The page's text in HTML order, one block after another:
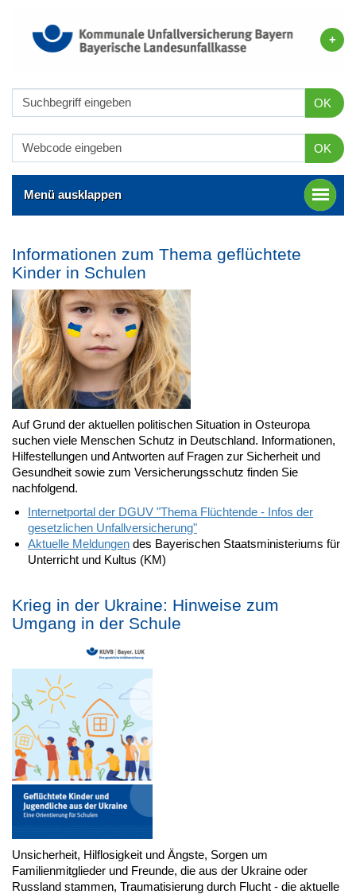
OK
OK
Menü ausklappen
Informationen zum Thema geflüchtete
Kinder in Schulen
Auf Grund der aktuellen politischen Situation in Osteuropa
suchen viele Menschen Schutz in Deutschland. Informationen,
Hilfestellungen und Antworten auf Fragen zur Sicherheit und
Gesundheit sowie zum Versicherungsschutz finden Sie
nachfolgend.
Internetportal der DGUV "Thema Flüchtende - Infos der
gesetzlichen Unfallversicherung"
Aktuelle Meldungen des Bayerischen Staatsministeriums für
Unterricht und Kultus (KM)
Krieg in der Ukraine: Hinweise zum
Umgang in der Schule
Unsicherheit, Hilflosigkeit und Ängste, Sorgen um
Familienmitglieder und Freunde, die aus der Ukraine oder
Russland stammen, Traumatisierung durch Flucht - die aktuelle